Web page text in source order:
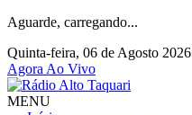
Aguarde, carregando...
Quinta-feira, 06 de Agosto 2026
Agora Ao Vivo
MENU